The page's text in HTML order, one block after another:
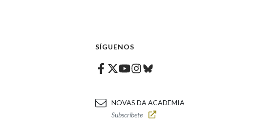
SÍGUENOS
Facebook
Twitter
Youtube
Instagram
Bluesky
NOVAS DA ACADEMIA
Subscríbete